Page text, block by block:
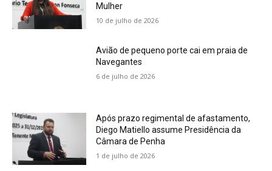
Mulher
10 de julho de 2026
Avião de pequeno porte cai em praia de
Navegantes
6 de julho de 2026
Após prazo regimental de afastamento,
Diego Matiello assume Presidência da
Câmara de Penha
1 de julho de 2026